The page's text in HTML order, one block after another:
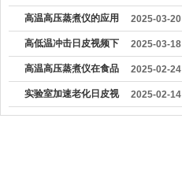
作方法及注意事项
高温高压蒸煮仪的应用
领域及设计特点
2025-03-20
高低温冲击日皮视频下
载操作方法
2025-03-18
高温高压蒸煮仪在食品
加工行业中具有重要作
用
2025-02-24
实验室加速老化日皮视
频下载
2025-02-14